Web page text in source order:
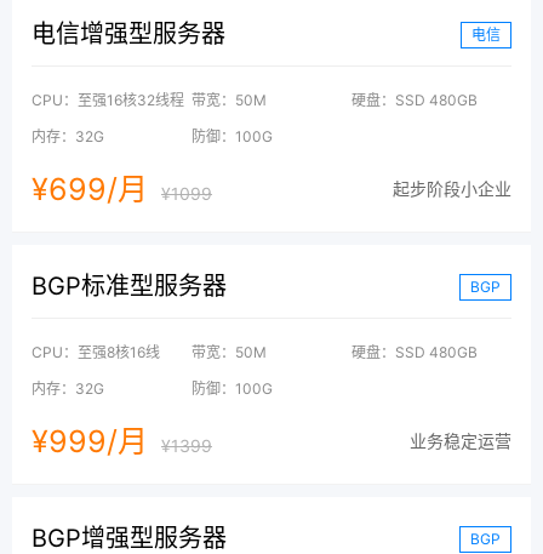
电信增强型服务器 电信
CPU：至强16核32线程 带宽：50M
硬盘：SSD 480GB
内存：32G
防御：100G
¥699/月 ¥1099 起步阶段小企业
BGP标准型服务器 BGP
CPU：至强8核16线 带宽：50M
硬盘：SSD 480GB
内存：32G
防御：100G
¥999/月 ¥1399 业务稳定运营
BGP增强型服务器 BGP